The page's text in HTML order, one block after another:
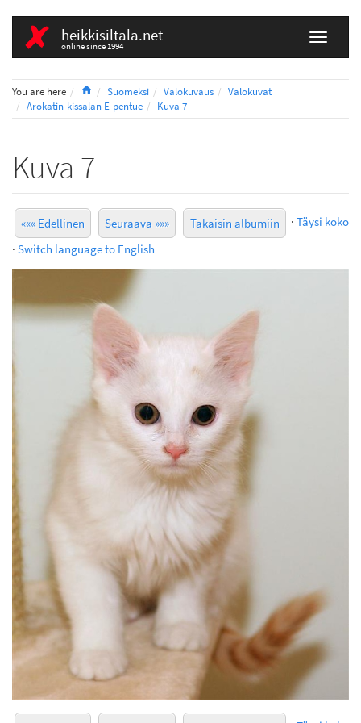
heikkisiltala.net
online since 1994
You are here HomeSuomeksi Valokuvaus
Valokuvat
Arokatin-kissalan E-pentue
Kuva 7
Kuva 7
««« Edellinen Seuraava »»» Takaisin albumiin · Täysi koko
· Switch language to English